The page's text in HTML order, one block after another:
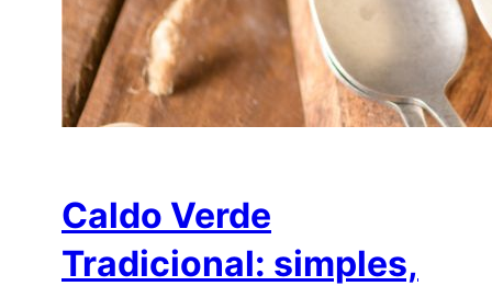
Caldo Verde
Tradicional: simples,